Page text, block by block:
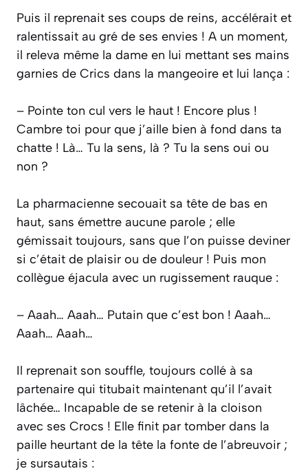
Puis il reprenait ses coups de reins, accélérait et
ralentissait au gré de ses envies ! A un moment,
il releva même la dame en lui mettant ses mains
garnies de Crics dans la mangeoire et lui lança :
– Pointe ton cul vers le haut ! Encore plus !
Cambre toi pour que j’aille bien à fond dans ta
chatte ! Là… Tu la sens, là ? Tu la sens oui ou
non ?
La pharmacienne secouait sa tête de bas en
haut, sans émettre aucune parole ; elle
gémissait toujours, sans que l’on puisse deviner
si c’était de plaisir ou de douleur ! Puis mon
collègue éjacula avec un rugissement rauque :
– Aaah… Aaah… Putain que c’est bon ! Aaah…
Aaah… Aaah…
Il reprenait son souffle, toujours collé à sa
partenaire qui titubait maintenant qu’il l’avait
lâchée… Incapable de se retenir à la cloison
avec ses Crocs ! Elle finit par tomber dans la
paille heurtant de la tête la fonte de l’abreuvoir ;
je sursautais :